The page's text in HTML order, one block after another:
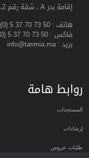
إقامة بدر A ، شقة رقم 2، الطابق الاول ، المحيط – الرباط – المغرب
هاتف : 5 37 70 73 50
فاكس : 5 37 70 73 50
بريد : info@tanmia.ma
روابط هامة
المستجدات
إرشادات
طلبات عروض